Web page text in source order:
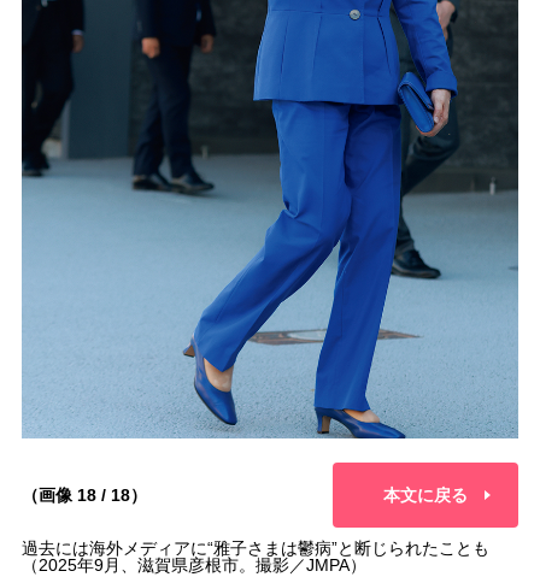
（画像 18 / 18） 本文に戻る
過去には海外メディアに“雅子さまは鬱病”と断じられたことも
（2025年9月、滋賀県彦根市。撮影／JMPA）